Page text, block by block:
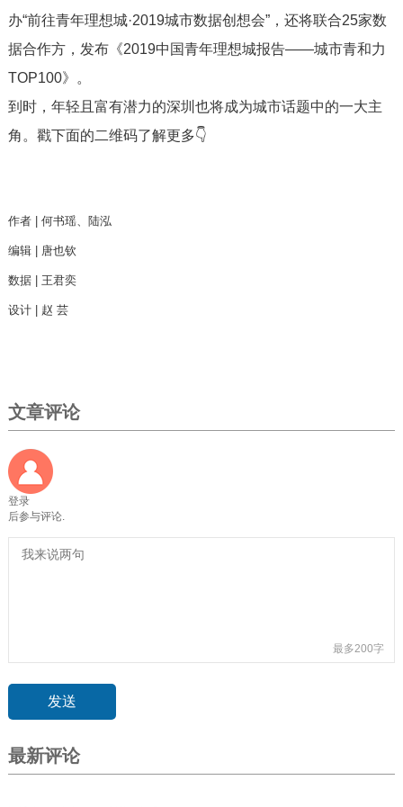
办“前往青年理想城·2019城市数据创想会”，还将联合25家数
据合作方，发布《2019中国青年理想城报告——城市青和力
TOP100》。
到时，年轻且富有潜力的深圳也将成为城市话题中的一大主
角。戳下面的二维码了解更多👇
作者 | 何书瑶、陆泓
编辑 | 唐也钦
数据 | 王君奕
设计 | 赵 芸
文章评论
登录
后参与评论.
最多200字
最新评论